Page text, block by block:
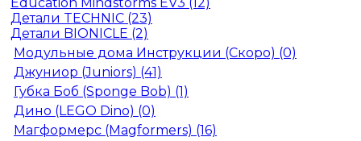
Education Mindstorms EV3 (12)
Детали TECHNIC (23)
Детали BIONICLE (2)
Модульные дома Инструкции (Скоро) (0)
Джуниор (Juniors) (41)
Губка Боб (Sponge Bob) (1)
Дино (LEGO Dino) (0)
Магформерс (Magformers) (16)